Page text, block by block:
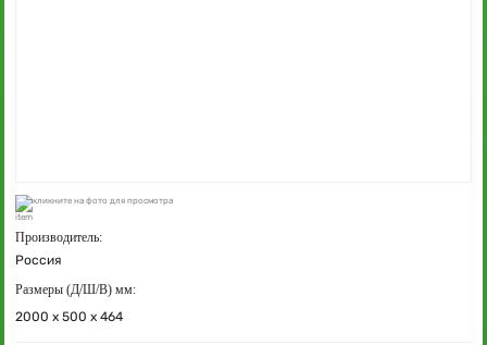
кликните на фото для просмотра
Производитель:
Россия
Размеры (Д/Ш/В) мм:
2000 х 500 х 464